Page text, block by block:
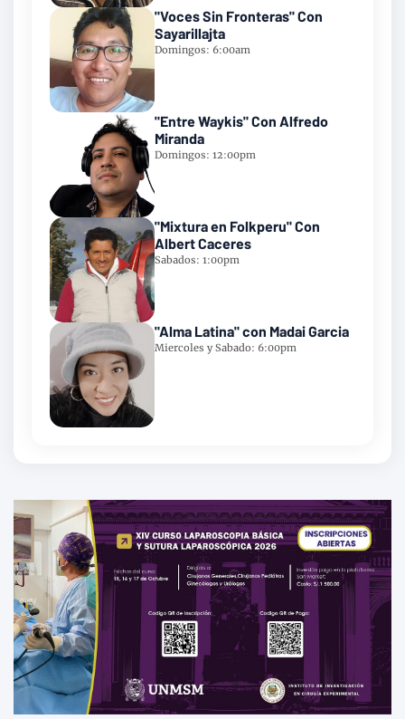
"Voces Sin Fronteras" Con
Sayarillajta
Domingos: 6:00am
"Entre Waykis" Con Alfredo
Miranda
Domingos: 12:00pm
"Mixtura en Folkperu" Con
Albert Caceres
Sabados: 1:00pm
"Alma Latina" con Madai Garcia
Miercoles y Sabado: 6:00pm